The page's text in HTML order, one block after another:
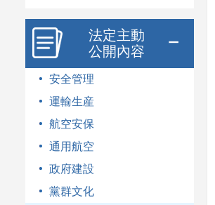
法定主動
公開內容
安全管理
運輸生産
航空安保
通用航空
政府建設
黨群文化